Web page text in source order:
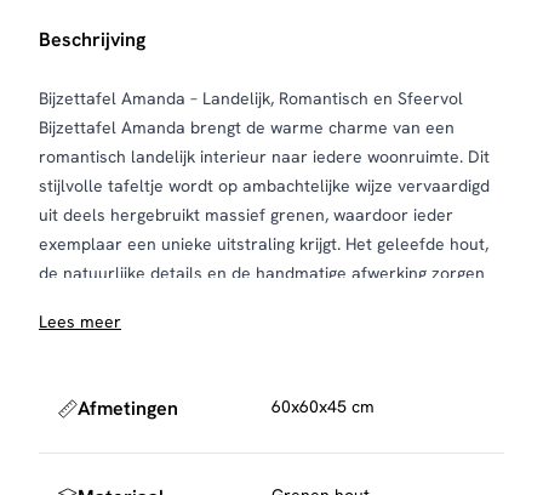
Beschrijving
Bijzettafel Amanda – Landelijk, Romantisch en Sfeervol
Bijzettafel Amanda brengt de warme charme van een
romantisch landelijk interieur naar iedere woonruimte. Dit
stijlvolle tafeltje wordt op ambachtelijke wijze vervaardigd
uit deels hergebruikt massief grenen, waardoor ieder
exemplaar een unieke uitstraling krijgt. Het geleefde hout,
de natuurlijke details en de handmatige afwerking zorgen
De combinatie van oud wit, subtiel schaduw patiné en oud
benadrukken het ambachtelijke karakter en maken dit
tafeltje een prachtige toevoeging aan een landelijke
Lees meer
Afmetingen 60x60x45 cm